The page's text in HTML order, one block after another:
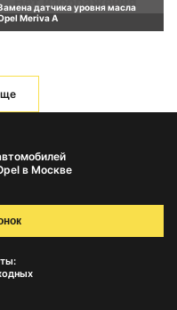
датчика уровня масла
Meriva A
в Москве